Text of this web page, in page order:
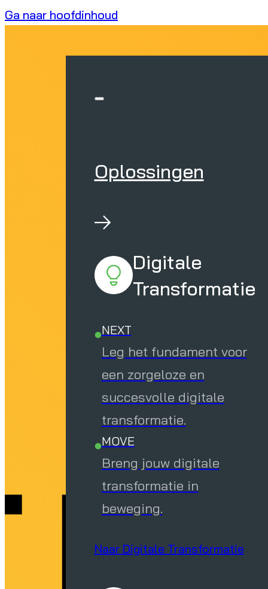
Ga naar hoofdinhoud
Oplossingen
Digitale
Transformatie
NEXT
Leg het fundament voor
een zorgeloze en
succesvolle digitale
transformatie.
MOVE
Breng jouw digitale
transformatie in
beweging.
Naar Digitale Transformatie